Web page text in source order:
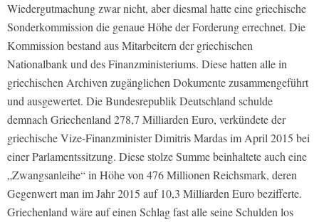
Wiedergutmachung zwar nicht, aber diesmal hatte eine griechische
Sonderkommission die genaue Höhe der Forderung errechnet. Die
Kommission bestand aus Mitarbeitern der griechischen
Nationalbank und des Finanzministeriums. Diese hatten alle in
griechischen Archiven zugänglichen Dokumente zusammengeführt
und ausgewertet. Die Bundesrepublik Deutschland schulde
demnach Griechenland 278,7 Milliarden Euro, verkündete der
griechische Vize-Finanzminister Dimitris Mardas im April 2015 bei
einer Parlamentssitzung. Diese stolze Summe beinhaltete auch eine
„Zwangsanleihe“ in Höhe von 476 Millionen Reichsmark, deren
Gegenwert man im Jahr 2015 auf 10,3 Milliarden Euro bezifferte.
Griechenland wäre auf einen Schlag fast alle seine Schulden los